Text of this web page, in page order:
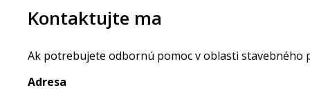
Kontaktujte ma
Ak potrebujete odbornú pomoc v oblasti stavebného
Adresa